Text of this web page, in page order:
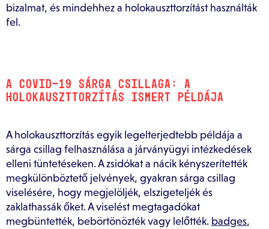
bizalmat, és mindehhez a holokauszttorzítást használták
fel.
A COVID-19 SÁRGA CSILLAGA: A
HOLOKAUSZTTORZÍTÁS ISMERT PÉLDÁJA
A holokauszttorzítás egyik legelterjedtebb példája a
sárga csillag felhasználása a járványügyi intézkedések
elleni tüntetéseken. A zsidókat a nácik kényszerítették
megkülönböztető jelvények, gyakran sárga csillag
viselésére, hogy megjelöljék, elszigeteljék és
zaklathassák őket. A viselést megtagadókat
megbüntették, bebörtönözték vagy lelőtték. badges,